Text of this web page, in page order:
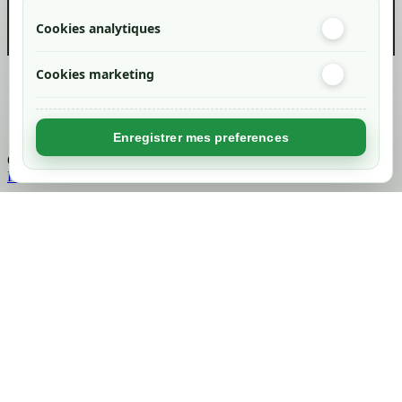
Cookies analytiques
Cookies marketing
Enregistrer mes preferences
Created byNageoconcept
Chargement...
Retour en haut